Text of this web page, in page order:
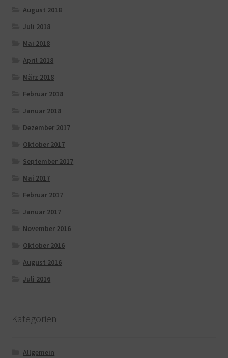
August 2018
Juli 2018
Mai 2018
April 2018
März 2018
Februar 2018
Januar 2018
Dezember 2017
Oktober 2017
September 2017
Mai 2017
Februar 2017
Januar 2017
November 2016
Oktober 2016
August 2016
Juli 2016
Kategorien
Allgemein